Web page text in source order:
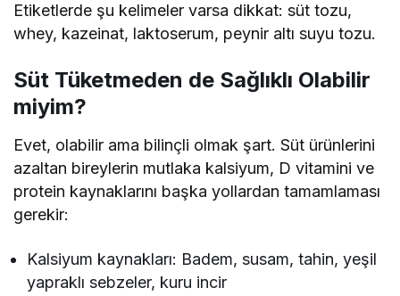
Etiketlerde şu kelimeler varsa dikkat: süt tozu,
whey, kazeinat, laktoserum, peynir altı suyu tozu.
Süt Tüketmeden de Sağlıklı Olabilir
miyim?
Evet, olabilir ama bilinçli olmak şart. Süt ürünlerini
azaltan bireylerin mutlaka kalsiyum, D vitamini ve
protein kaynaklarını başka yollardan tamamlaması
gerekir:
Kalsiyum kaynakları: Badem, susam, tahin, yeşil
yapraklı sebzeler, kuru incir